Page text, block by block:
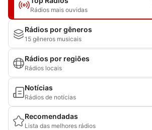
Rádios mais ouvidas
Rádios por gêneros
15 gêneros musicais
Rádios por regiões
Rádios locais
Notícias
Rádios de notícias
Recomendadas
Lista das melhores rádios